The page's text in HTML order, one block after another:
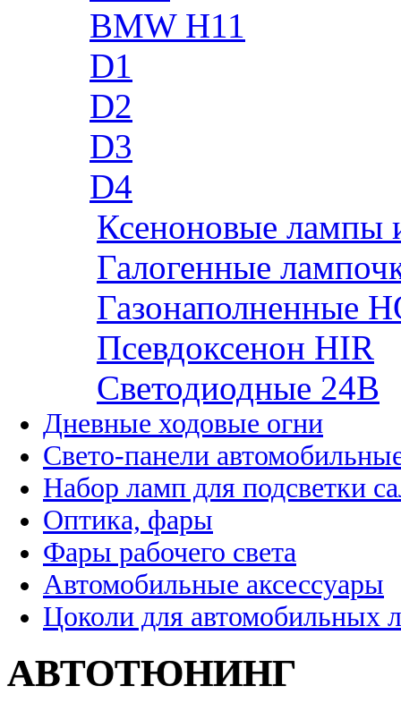
BMW H11
D1
D2
D3
D4
Ксеноновые лампы
Галогенные
Газонаполненные
Псевдоксенон HIR
Cветодиодные 24B
Дневные ходовые огни
Свето-панели
Набор ламп для подсветки
Оптика, фары
Фары рабочего света
Автомобильные аксессуары
Цоколи для автомобильных
АВТОТЮНИНГ